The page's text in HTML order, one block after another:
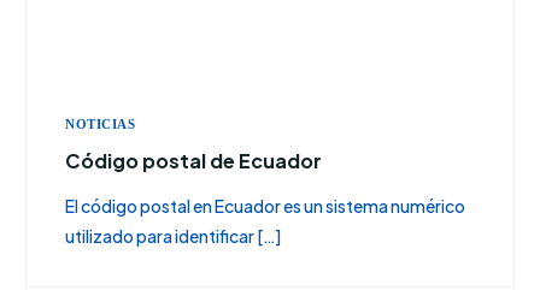
NOTICIAS
Código postal de Ecuador
El código postal en Ecuador es un sistema numérico
utilizado para identificar […]